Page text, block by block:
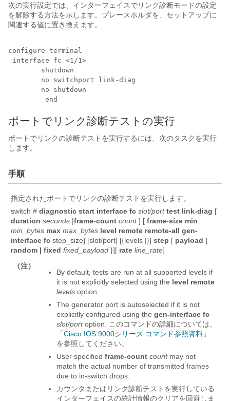
次の実行設定では、インターフェイスでリンク診断モードの設定
を解除する方法を示します。プレースホルダを、セットアップに
関連する値に置き換えます。
configure terminal
interface fc <1/1 >
ポートでリンク診断テストの実行
ポートでリンクの診断テストを実行するには、次のタスクを実行
します。
手順
指定されたポートでリンクの診断テストを実行します。
switch # diagnostic start interface fc slot/port test link-diag [
duration seconds |frame-count count] [ frame-size min
min_bytes max max_bytes level remote remote-all gen-
interface fc step_size] [slot/port] [{levels |}] step [ payload {
random | fixed fixed_payload }][ rate line_rate]
（注）
By default, tests are run at all supported levels if
it is not explicitly selected using the level remote
levels option.
The generator port is autoselected if it is not
explicitly configured using the gen-interface fc
slot/port option. このコマンドの詳細については、
「 Cisco IOS 9000シリーズ コマンド参照資料 」
を参照してください。
User specified frame-count count may not
match the actual number of transmitted frames
due to in-switch drops.
カウンタまたはリンク診断テストを実行している
インターフェイスの統計情報のクリアを回避しま